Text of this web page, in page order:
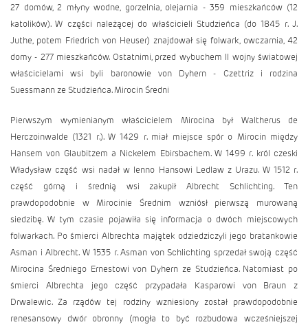
27 domów, 2 młyny wodne, gorzelnia, olejarnia - 359 mieszkańców (12
katolików). W części należącej do właścicieli Studzieńca (do 1845 r. J.
Juthe, potem Friedrich von Heuser) znajdował się folwark, owczarnia, 42
domy - 277 mieszkańców. Ostatnimi, przed wybuchem II wojny światowej
właścicielami wsi byli baronowie von Dyhern - Czettriz i rodzina
Suessmann ze Studzieńca. Mirocin Średni
Pierwszym wymienianym właścicielem Mirocina był Waltherus de
Herczoinwalde (1321 r.). W 1429 r. miał miejsce spór o Mirocin między
Hansem von Glaubitzem a Nickelem Ebirsbachem. W 1499 r. król czeski
Władysław część wsi nadał w lenno Hansowi Ledlaw z Urazu. W 1512 r.
część górną i średnią wsi zakupił Albrecht Schlichting. Ten
prawdopodobnie w Mirocinie Średnim wzniósł pierwszą murowaną
siedzibę. W tym czasie pojawiła się informacja o dwóch miejscowych
folwarkach. Po śmierci Albrechta majątek odziedziczyli jego bratankowie
Asman i Albrecht. W 1535 r. Asman von Schlichting sprzedał swoją część
Mirocina Średniego Ernestowi von Dyhern ze Studzieńca. Natomiast po
śmierci Albrechta jego część przypadała Kasparowi von Braun z
Drwalewic. Za rządów tej rodziny wzniesiony został prawdopodobnie
renesansowy dwór obronny (mogła to być rozbudowa wcześniejszej